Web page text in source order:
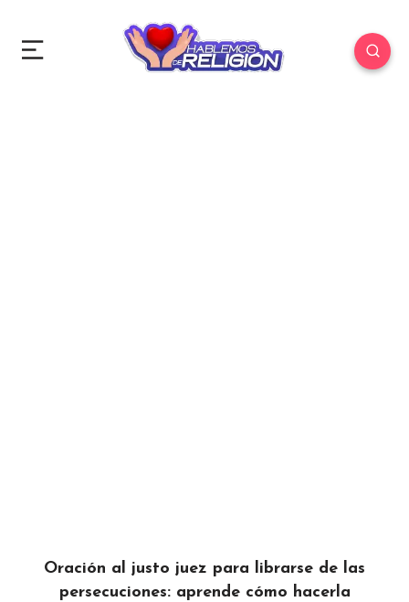
Oración al justo juez para librarse de las
persecuciones: aprende cómo hacerla